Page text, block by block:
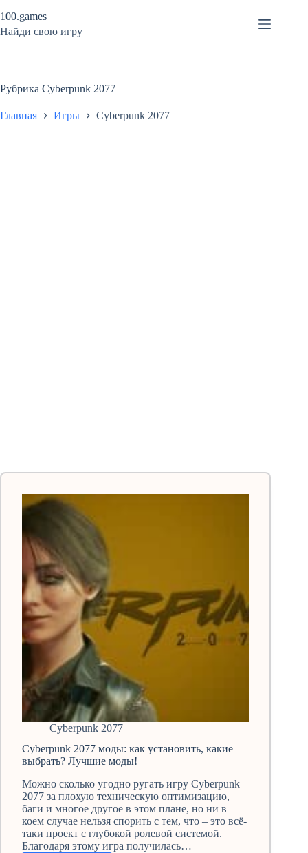
к
сути
100.games
Найди свою игру
Рубрика Cyberpunk 2077
Главная Игры Cyberpunk 2077
Cyberpunk 2077
Cyberpunk 2077 моды: как установить, какие
выбрать? Лучшие моды!
Можно сколько угодно ругать игру Cyberpunk
2077 за плохую техническую оптимизацию,
баги и многое другое в этом плане, но ни в
коем случае нельзя спорить с тем, что – это всё-
таки проект с глубокой ролевой системой.
Благодаря этому игра получилась…